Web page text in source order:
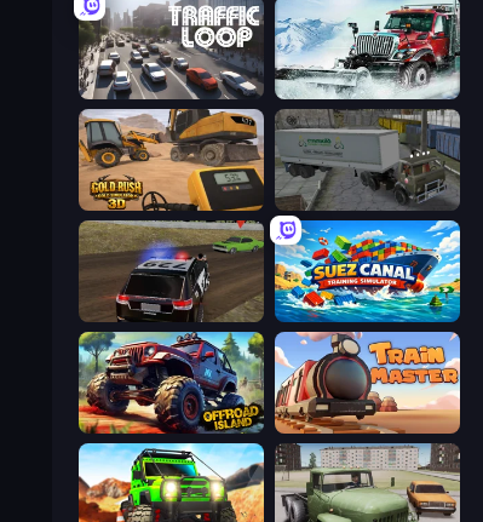
Traffic Loop Snow Plow Truck
Gold Rush: Gold Simulator 3D Russian Kamaz Truck Driver
POLICE Chase Simulator Suez Canal Training Simulator
Offroad Island Train Master